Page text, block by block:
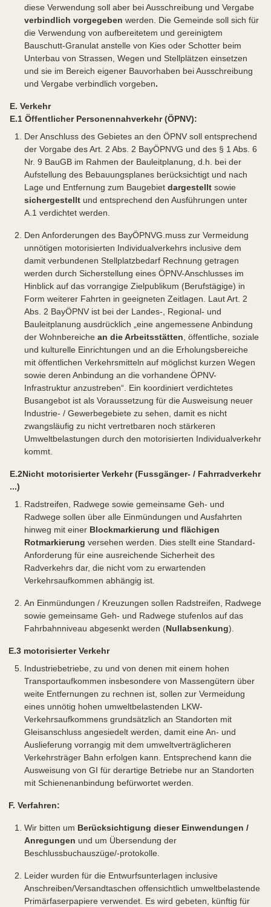
diese Verwendung soll aber bei Ausschreibung und Vergabe
verbindlich vorgegeben werden. Die Gemeinde soll sich für
die Verwendung von aufbereitetem und gereinigtem
Bauschutt-Granulat anstelle von Kies oder Schotter beim
Unterbau von Strassen, Wegen und Stellplätzen einsetzen
und sie im Bereich eigener Bauvorhaben bei Ausschreibung
und Vergabe verbindlich vorgeben.
E. Verkehr
E.1 Öffentlicher Personennahverkehr (ÖPNV):
Der Anschluss des Gebietes an den ÖPNV soll entsprechend
der Vorgabe des Art. 2 Abs. 2 BayÖPNVG und des § 1 Abs. 6
Nr. 9 BauGB im Rahmen der Bauleitplanung, d.h. bei der
Aufstellung des Bebauungsplanes berücksichtigt und nach
Lage und Entfernung zum Baugebiet dargestellt sowie
sichergestellt und entsprechend den Ausführungen unter
A.1 verdichtet werden.
Den Anforderungen des BayÖPNVG.muss zur Vermeidung
unnötigen motorisierten Individualverkehrs inclusive dem
damit verbundenen Stellplatzbedarf Rechnung getragen
werden durch Sicherstellung eines ÖPNV-Anschlusses im
Hinblick auf das vorrangige Zielpublikum (Berufstägige) in
Form weiterer Fahrten in geeigneten Zeitlagen. Laut Art. 2
Abs. 2 BayÖPNV ist bei der Landes-, Regional- und
Bauleitplanung ausdrücklich „eine angemessene Anbindung
der Wohnbereiche an die Arbeitsstätten , öffentliche, soziale
und kulturelle Einrichtungen und an die Erholungsbereiche
mit öffentlichen Verkehrsmitteln auf möglichst kurzen Wegen
sowie deren Anbindung an die vorhandene ÖPNV-
Infrastruktur anzustreben“. Ein koordiniert verdichtetes
Busangebot ist als Voraussetzung für die Ausweisung neuer
Industrie- / Gewerbegebiete zu sehen, damit es nicht
zwangsläufig zu nicht vertretbaren noch stärkeren
Umweltbelastungen durch den motorisierten Individualverkehr
kommt.
E.2Nicht motorisierter Verkehr (Fussgänger- / Fahrradverkehr
...)
Radstreifen, Radwege sowie gemeinsame Geh- und
Radwege sollen über alle Einmündungen und Ausfahrten
hinweg mit einer Blockmarkierung und flächigen
Rotmarkierung versehen werden. Dies stellt eine Standard-
Anforderung für eine ausreichende Sicherheit des
Radverkehrs dar, die nicht vom zu erwartenden
Verkehrsaufkommen abhängig ist.
An Einmündungen / Kreuzungen sollen Radstreifen, Radwege
sowie gemeinsame Geh- und Radwege stufenlos auf das
Fahrbahnniveau abgesenkt werden (Nullabsenkung).
E.3 motorisierter Verkehr
Industriebetriebe, zu und von denen mit einem hohen
Transportaufkommen insbesondere von Massengütern über
weite Entfernungen zu rechnen ist, sollen zur Vermeidung
eines unnötig hohen umweltbelastenden LKW-
Verkehrsaufkommens grundsätzlich an Standorten mit
Gleisanschluss angesiedelt werden, damit eine An- und
Auslieferung vorrangig mit dem umweltverträglicheren
Verkehrsträger Bahn erfolgen kann. Entsprechend kann die
Ausweisung von GI für derartige Betriebe nur an Standorten
mit Schienenanbindung befürwortet werden.
F. Verfahren:
Wir bitten um Berücksichtigung dieser Einwendungen /
Anregungen und um Übersendung der
Beschlussbuchauszüge/-protokolle.
Leider wurden für die Entwurfsunterlagen inclusive
Anschreiben/Versandtaschen offensichtlich umweltbelastende
Primärfaserpapiere verwendet. Es wird gebeten, künftig für